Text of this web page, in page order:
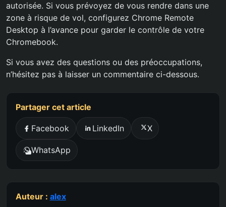
autorisée. Si vous prévoyez de vous rendre dans une
zone à risque de vol, configurez Chrome Remote
Desktop à l’avance pour garder le contrôle de votre
Chromebook.
Si vous avez des questions ou des préoccupations,
n’hésitez pas à laisser un commentaire ci-dessous.
Partager cet article
Facebook LinkedIn X
WhatsApp
Auteur : alex